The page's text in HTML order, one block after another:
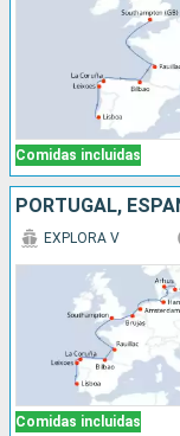
Comidas incluidas
Comidas incluidas
EXPLORA V